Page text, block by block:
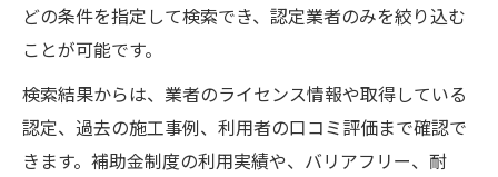
どの条件を指定して検索でき、認定業者のみを絞り込む
ことが可能です。
検索結果からは、業者のライセンス情報や取得している
認定、過去の施工事例、利用者の口コミ評価まで確認で
きます。補助金制度の利用実績や、バリアフリー、耐